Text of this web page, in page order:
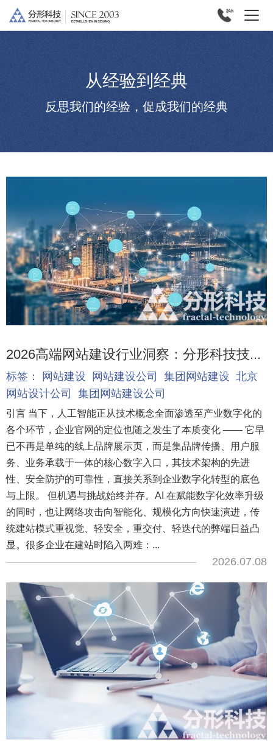
从经验到经典
反思我们的经验，促成我们的经典
2026高端网站建设行业洞察：分形科技技...
标签： 网站建设 网站建设公司 集团网站建设 北京
网站设计公司
集团网站建设公司
引言 当下，人工智能正从技术概念全面渗透至产业数字化的
各个环节，企业官网的定位也随之发生了本质变化 —— 它早
已不再是单纯的线上品牌展示页，而是集品牌传播、用户服
务、业务承载于一体的核心数字入口，其技术架构的先进
性、安全防护的可靠性，直接关系到企业数字化转型的底色
与上限。 但机遇与挑战始终并存。AI 在赋能数字化效率升级
的同时，也让网络攻击向智能化、规模化方向快速演进，传
统建站模式重视觉、轻安全，重交付、轻迭代的弊端日益凸
显。很多企业在建站时陷入两难：...
2026.07.08